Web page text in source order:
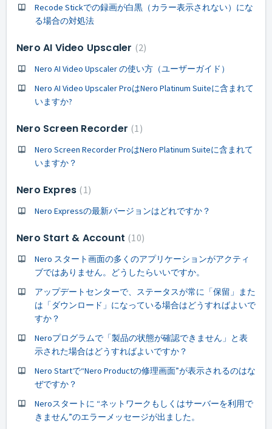
Recode Stickでの録画が白黒（カラー表示されない）にな
る場合の対処法
Nero AI Video Upscaler 2
Nero AI Video Upscaler の使い方（ユーザーガイド）
Nero AI Video Upscaler ProはNero Platinum Suiteに含まれて
いますか?
Nero Screen Recorder 1
Nero Screen Recorder ProはNero Platinum Suiteに含まれて
いますか？
Nero Expres 1
Nero Expressの最新バージョンはどれですか？
Nero Start & Account 10
Nero スタート画面の多くのアプリケーションがアクティ
ブではありません。どうしたらいいですか。
アップデートセンターで、ステータスが常に「保留」また
は「ダウンロード」になっている場合はどうすればよいで
すか？
Neroプログラムで「製品の状態が確認できません」と表
示された場合はどうすればよいですか？
Nero Startで“Nero Productの修理画面”が表示されるのはな
ぜですか？
Neroスタートに “ネットワークもしくはサーバーを利用で
きません”のエラーメッセージが出ました。